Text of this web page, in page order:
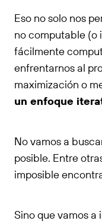
Eso no solo nos
no computable (o
fácilmente
enfrentarnos al
maximización o
un enfoque
No vamos a
posible. Entre
imposible
Sino que vamos